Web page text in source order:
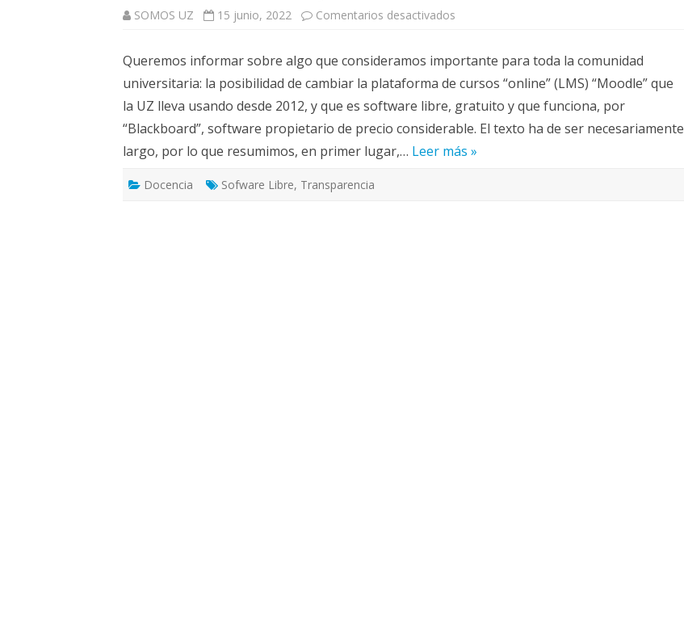
PUBLICACIONES
IMÁGENES FEMINISTAS
MUJERES DE LA INTERSINDICAL
ESTATUTOS
SOMOS UZ 15 junio, 2022 Comentarios desactivados
Moodle
Queremos informar sobre algo que consideramos importante para toda la comunidad
universitaria: la posibilidad de cambiar la plataforma de cursos “online” (LMS) “Moodle” que
la UZ lleva usando desde 2012, y que es software libre, gratuito y que funciona, por
“Blackboard”, software propietario de precio considerable. El texto ha de ser necesariamente
largo, por lo que resumimos, en primer lugar,… Leer más »
Docencia Sofware Libre, Transparencia